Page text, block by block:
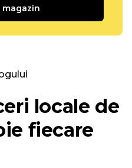
magazin
locale de
fiecare